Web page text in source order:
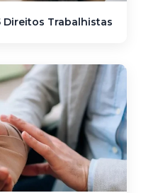
Direitos Trabalhistas